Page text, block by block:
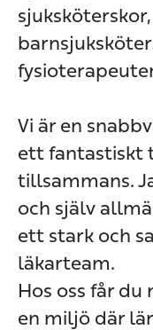
Vi är en
ett fantastiskt
tillsammans.
och själv
ett stark och
läkarteam.
Hos oss får
en miljö där